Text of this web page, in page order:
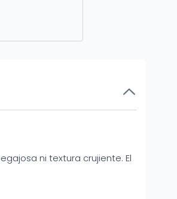
ni textura crujiente. El